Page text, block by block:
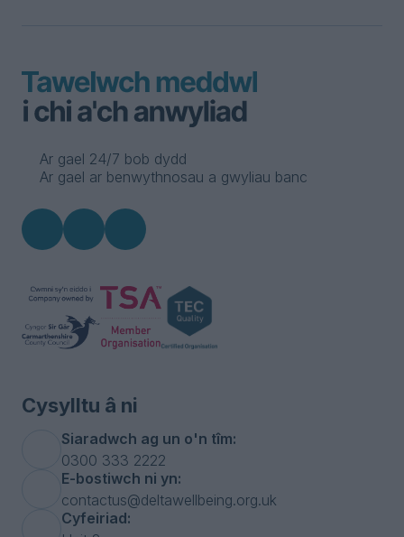
Ar gael 24/7 bob dydd
Ar gael ar benwythnosau a gwyliau banc
Cysylltu â ni
Siaradwch ag un o'n tîm:
0300 333 2222
E-bostiwch ni yn:
contactus@deltawellbeing.org.uk
Cyfeiriad: